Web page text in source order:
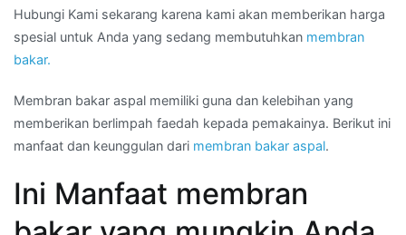
Hubungi Kami sekarang karena kami akan memberikan harga
spesial untuk Anda yang sedang membutuhkan membran
bakar.
Membran bakar aspal memiliki guna dan kelebihan yang
memberikan berlimpah faedah kepada pemakainya. Berikut ini
manfaat dan keunggulan dari membran bakar aspal.
Ini Manfaat membran